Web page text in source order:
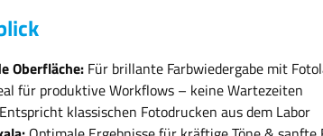
Oberfläche: Für brillante Farbwiedergabe mit
für produktive Workflows – keine Wartezeiten
Entspricht klassischen Fotodrucken aus dem Labor